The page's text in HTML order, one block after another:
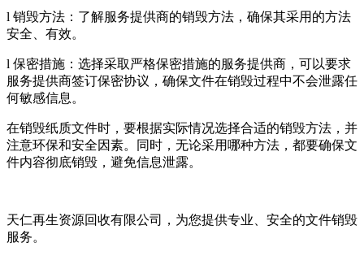
l 销毁方法：了解服务提供商的销毁方法，确保其采用的方法
安全、有效。
l 保密措施：选择采取严格保密措施的服务提供商，可以要求
服务提供商签订保密协议，确保文件在销毁过程中不会泄露任
何敏感信息。
在销毁纸质文件时，要根据实际情况选择合适的销毁方法，并
注意环保和安全因素。同时，无论采用哪种方法，都要确保文
件内容彻底销毁，避免信息泄露。
天仁再生资源回收有限公司，为您提供专业、安全的文件销毁
服务。